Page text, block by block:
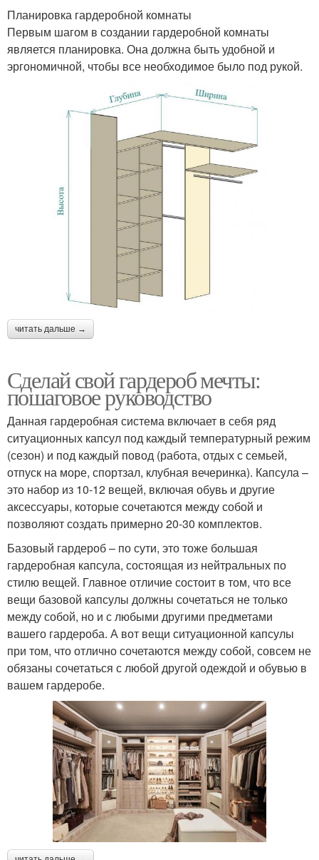
Планировка гардеробной комнаты
Первым шагом в создании гардеробной комнаты
является планировка. Она должна быть удобной и
эргономичной, чтобы все необходимое было под рукой.
читать дальше →
Сделай свой гардероб мечты:
пошаговое руководство
Данная гардеробная система включает в себя ряд
ситуационных капсул под каждый температурный режим
(сезон) и под каждый повод (работа, отдых с семьей,
отпуск на море, спортзал, клубная вечеринка). Капсула –
это набор из 10-12 вещей, включая обувь и другие
аксессуары, которые сочетаются между собой и
позволяют создать примерно 20-30 комплектов.
Базовый гардероб – по сути, это тоже большая
гардеробная капсула, состоящая из нейтральных по
стилю вещей. Главное отличие состоит в том, что все
вещи базовой капсулы должны сочетаться не только
между собой, но и с любыми другими предметами
вашего гардероба. А вот вещи ситуационной капсулы
при том, что отлично сочетаются между собой, совсем не
обязаны сочетаться с любой другой одеждой и обувью в
вашем гардеробе.